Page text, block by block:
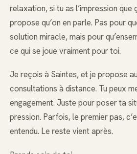
relaxation, si tu as l’impression que
propose qu’on en parle. Pas pour
solution miracle, mais pour
ce qui se joue vraiment pour toi.
Je reçois à Saintes, et je propose
consultations à distance. Tu peux
engagement. Juste pour poser ta
pression. Parfois, le premier pas,
entendu. Le reste vient après.